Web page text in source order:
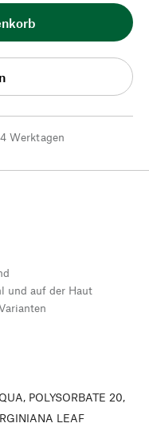
Werktagen
und auf der Haut
POLYSORBATE 20,
LEAF